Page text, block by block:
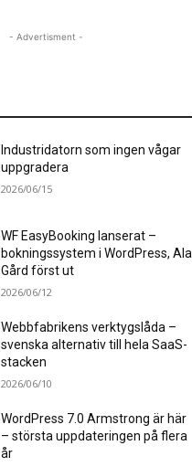
- Advertisment -
Industridatorn som ingen vågar
uppgradera
2026/06/15
WF EasyBooking lanserat –
bokningssystem i WordPress, Ala
Gård först ut
2026/06/12
Webbfabrikens verktygslåda –
svenska alternativ till hela SaaS-
stacken
2026/06/10
WordPress 7.0 Armstrong är här
– största uppdateringen på flera
år